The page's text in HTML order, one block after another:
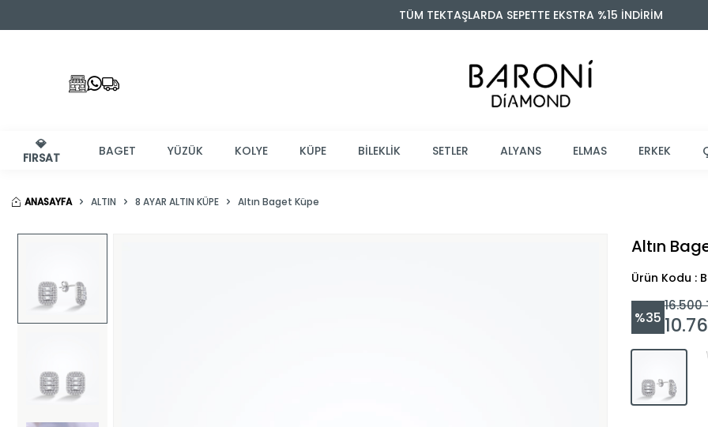
TÜM TEKTAŞLARDA SEPETTE EKSTRA %15 İNDİRİM
💎
FIRSAT
BAGET YÜZÜK KOLYE KÜPE BİLEKLİK SETLER ALYANS ELMAS ERKEK
ANASAYFA ALTIN 8 AYAR ALTIN KÜPE Altın Baget Küpe
Altın
Ürün Kodu :
%35
16.500